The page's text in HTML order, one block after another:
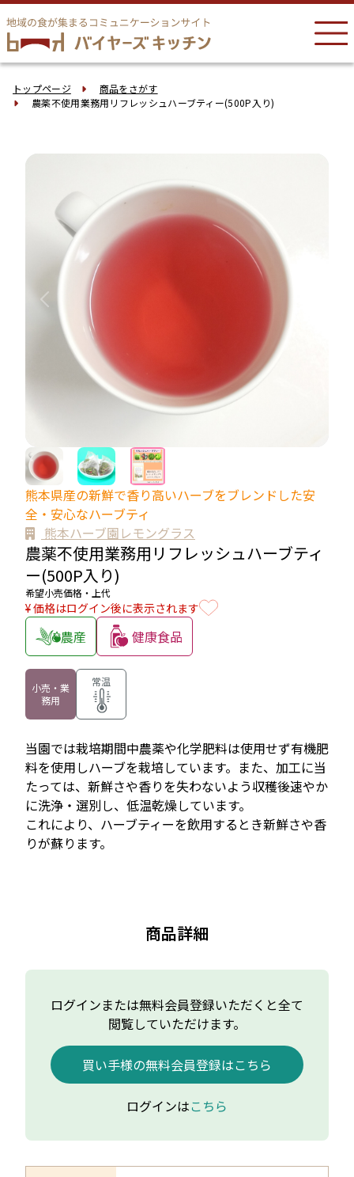
トップページ
商品をさがす
農薬不使用業務用リフレッシュハーブティー(500P入り)
熊本県産の新鮮で香り高いハーブをブレンドした安
全・安心なハーブティ
熊本ハーブ園レモングラス
農薬不使用業務用リフレッシュハーブティ
ー(500P入り)
希望小売価格・上代
¥ 価格はログイン後に表示されます
農産 健康食品
小売・業
務用
常温
当園では栽培期間中農薬や化学肥料は使用せず有機肥
料を使用しハーブを栽培しています。また、加工に当
たっては、新鮮さや香りを失わないよう収穫後速やか
に洗浄・選別し、低温乾燥しています。
これにより、ハーブティーを飲用するとき新鮮さや香
りが蘇ります。
商品詳細
ログインまたは無料会員登録いただくと全て
閲覧していただけます。
買い手様の無料会員登録はこちら
ログインはこちら